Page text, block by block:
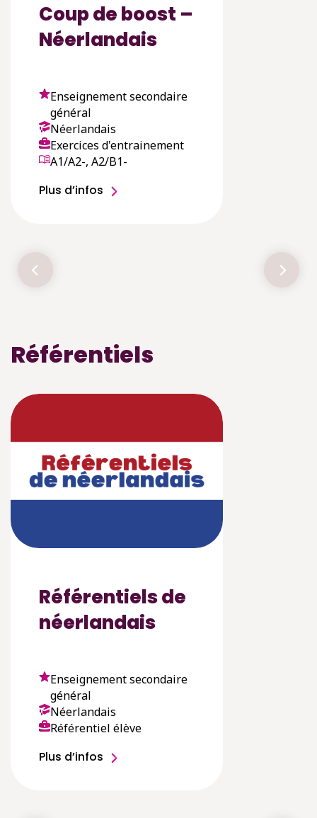
Coup de boost –
Néerlandais
Enseignement secondaire
général
Néerlandais
Exercices d'entrainement
A1/A2-, A2/B1-
Plus d’infos
Référentiels
Référentiels de
néerlandais
Enseignement secondaire
général
Néerlandais
Référentiel élève
Plus d’infos